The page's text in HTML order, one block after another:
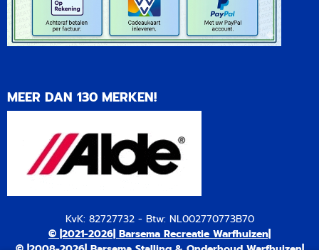
MEER DAN 130 MERKEN!
KvK: 82727732 - Btw: NL002770773B70
© |2021-2026| Barsema Recreatie Warfhuizen|